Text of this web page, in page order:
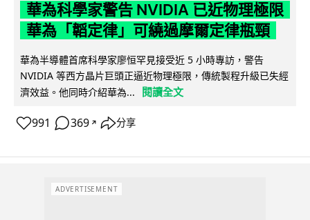
華為科學家警告 NVIDIA 已近物理極限
華為「韜定律」可繞過摩爾定律瓶頸
華為半導體首席科學家廖恒罕見接受近 5 小時專訪，警告
NVIDIA 等西方晶片巨頭正逼近物理極限，傳統製程升級已失經
濟效益。他同時介紹華為...
閱讀全文
991 369 ↗ 分享
ADVERTISEMENT